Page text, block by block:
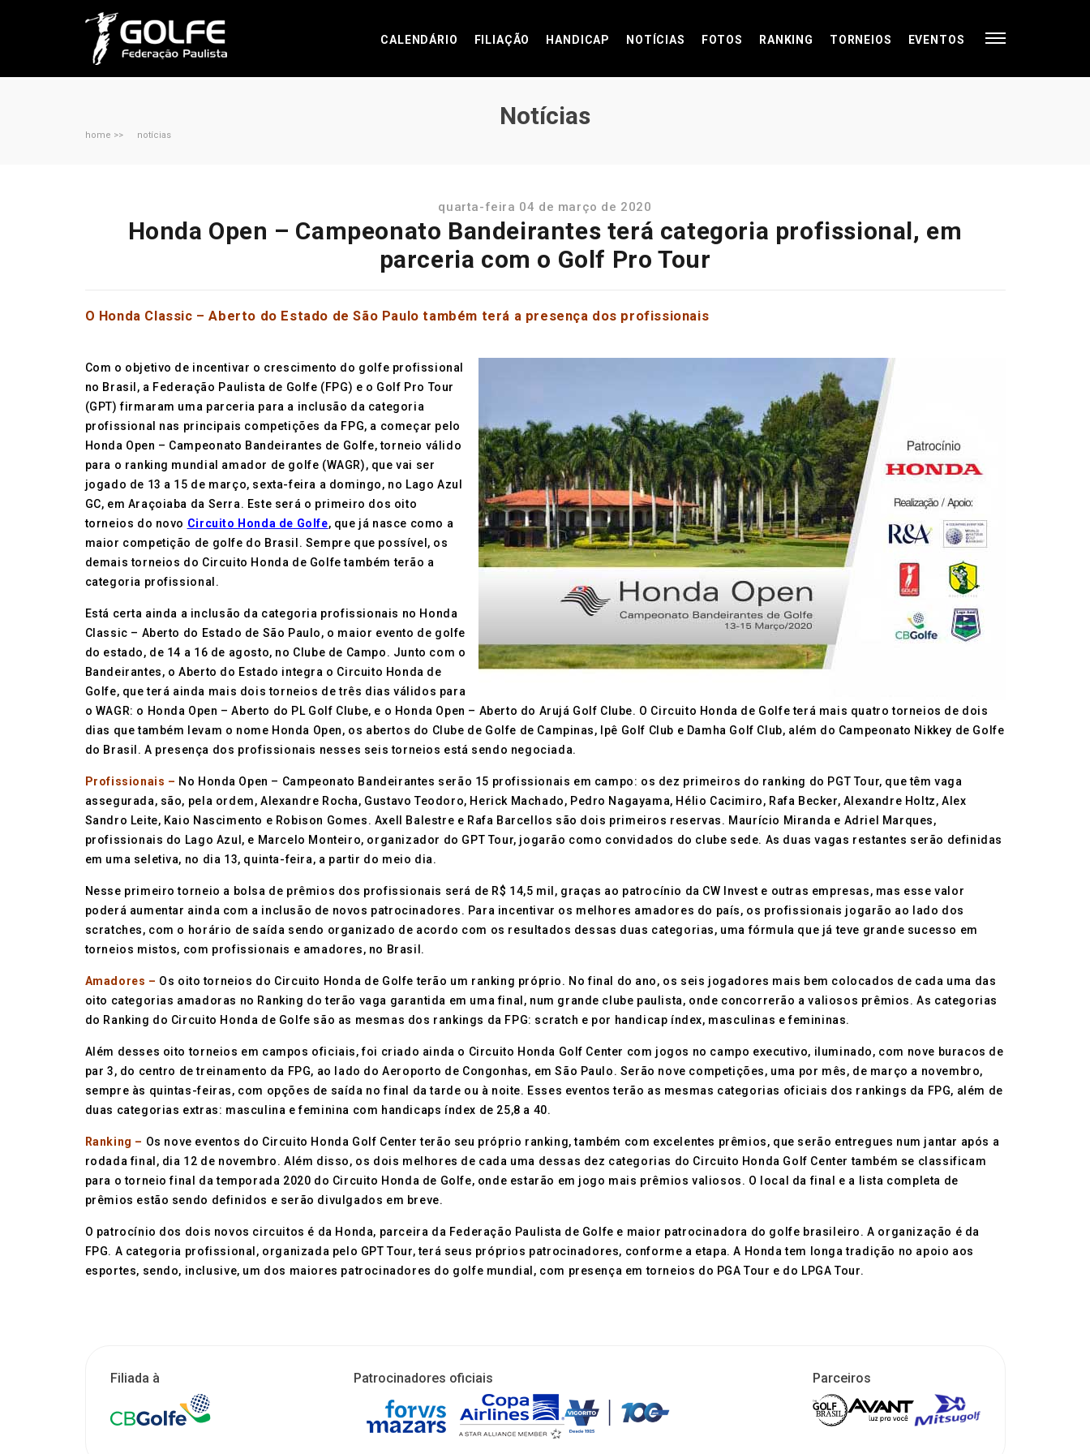
CALENDÁRIO FILIAÇÃO HANDICAP NOTÍCIAS FOTOS RANKING TORNEIOS EVENTOS
Notícias
home >> notícias
quarta-feira 04 de março de 2020
Honda Open – Campeonato Bandeirantes terá categoria profissional, em
parceria com o Golf Pro Tour
O Honda Classic – Aberto do Estado de São Paulo também terá a presença dos profissionais
Com o objetivo de incentivar o crescimento do golfe profissional
no Brasil, a Federação Paulista de Golfe (FPG) e o Golf Pro Tour
(GPT) firmaram uma parceria para a inclusão da categoria
profissional nas principais competições da FPG, a começar pelo
Honda Open – Campeonato Bandeirantes de Golfe, torneio válido
para o ranking mundial amador de golfe (WAGR), que vai ser
jogado de 13 a 15 de março, sexta-feira a domingo, no Lago Azul
GC, em Araçoiaba da Serra. Este será o primeiro dos oito
torneios do novo Circuito Honda de Golfe, que já nasce como a
maior competição de golfe do Brasil. Sempre que possível, os
demais torneios do Circuito Honda de Golfe também terão a
categoria profissional.
Está certa ainda a inclusão da categoria profissionais no Honda
Classic – Aberto do Estado de São Paulo, o maior evento de golfe
do estado, de 14 a 16 de agosto, no Clube de Campo. Junto com o
Bandeirantes, o Aberto do Estado integra o Circuito Honda de
Golfe, que terá ainda mais dois torneios de três dias válidos para
o WAGR: o Honda Open – Aberto do PL Golf Clube, e o Honda Open – Aberto do Arujá Golf Clube. O Circuito Honda de Golfe terá mais quatro torneios de dois
dias que também levam o nome Honda Open, os abertos do Clube de Golfe de Campinas, Ipê Golf Club e Damha Golf Club, além do Campeonato Nikkey de Golfe
do Brasil. A presença dos profissionais nesses seis torneios está sendo negociada.
Profissionais – No Honda Open – Campeonato Bandeirantes serão 15 profissionais em campo: os dez primeiros do ranking do PGT Tour, que têm vaga
assegurada, são, pela ordem, Alexandre Rocha, Gustavo Teodoro, Herick Machado, Pedro Nagayama, Hélio Cacimiro, Rafa Becker, Alexandre Holtz, Alex
Sandro Leite, Kaio Nascimento e Robison Gomes. Axell Balestre e Rafa Barcellos são dois primeiros reservas. Maurício Miranda e Adriel Marques,
profissionais do Lago Azul, e Marcelo Monteiro, organizador do GPT Tour, jogarão como convidados do clube sede. As duas vagas restantes serão definidas
em uma seletiva, no dia 13, quinta-feira, a partir do meio dia.
Nesse primeiro torneio a bolsa de prêmios dos profissionais será de R$ 14,5 mil, graças ao patrocínio da CW Invest e outras empresas, mas esse valor
poderá aumentar ainda com a inclusão de novos patrocinadores. Para incentivar os melhores amadores do país, os profissionais jogarão ao lado dos
scratches, com o horário de saída sendo organizado de acordo com os resultados dessas duas categorias, uma fórmula que já teve grande sucesso em
torneios mistos, com profissionais e amadores, no Brasil.
Amadores – Os oito torneios do Circuito Honda de Golfe terão um ranking próprio. No final do ano, os seis jogadores mais bem colocados de cada uma das
oito categorias amadoras no Ranking do terão vaga garantida em uma final, num grande clube paulista, onde concorrerão a valiosos prêmios. As categorias
do Ranking do Circuito Honda de Golfe são as mesmas dos rankings da FPG: scratch e por handicap índex, masculinas e femininas.
Além desses oito torneios em campos oficiais, foi criado ainda o Circuito Honda Golf Center com jogos no campo executivo, iluminado, com nove buracos de
par 3, do centro de treinamento da FPG, ao lado do Aeroporto de Congonhas, em São Paulo. Serão nove competições, uma por mês, de março a novembro,
sempre às quintas-feiras, com opções de saída no final da tarde ou à noite. Esses eventos terão as mesmas categorias oficiais dos rankings da FPG, além de
duas categorias extras: masculina e feminina com handicaps índex de 25,8 a 40.
Ranking – Os nove eventos do Circuito Honda Golf Center terão seu próprio ranking, também com excelentes prêmios, que serão entregues num jantar após a
rodada final, dia 12 de novembro. Além disso, os dois melhores de cada uma dessas dez categorias do Circuito Honda Golf Center também se classificam
para o torneio final da temporada 2020 do Circuito Honda de Golfe, onde estarão em jogo mais prêmios valiosos. O local da final e a lista completa de
prêmios estão sendo definidos e serão divulgados em breve.
O patrocínio dos dois novos circuitos é da Honda, parceira da Federação Paulista de Golfe e maior patrocinadora do golfe brasileiro. A organização é da
FPG. A categoria profissional, organizada pelo GPT Tour, terá seus próprios patrocinadores, conforme a etapa. A Honda tem longa tradição no apoio aos
esportes, sendo, inclusive, um dos maiores patrocinadores do golfe mundial, com presença em torneios do PGA Tour e do LPGA Tour.
Filiada à Patrocinadores oficiais Parceiros